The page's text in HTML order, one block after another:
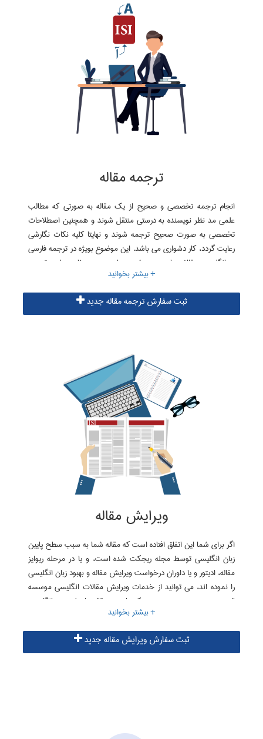
ترجمه مقاله
انجام ترجمه تخصصی و صحیح از یک مقاله به صورتی که مطالب
علمی مد نظر نویسنده به درستی منتقل شوند و همچنین اصطلاحات
تخصصی به صورت صحیح ترجمه شوند و نهایتا کلیه نکات نگارشی
رعایت گردد، کار دشواری می باشد. این موضوع بویژه در ترجمه فارسی
به انگلیسی مقالات، اهمیت بیشتری دارد. بدین منظور سایت ترجمه
البرز جهت ترجمه فارسی به انگلیسی از مترجمان مجرب که تجربه لازم
در زمینه نگارش، ترجمه و ویرایش مقالات علمی را دارا می باشند، بهره
می جوید تا حاصل کار ترجمه ای تخصصی، علمی و مفهومی باشد.
اطلاعات بیشتر در زمینه ترجمه مقاله
ثبت سفارش ترجمه مقاله جدید
ویرایش مقاله
اگر برای شما این اتفاق افتاده است که مقاله شما به سبب سطح پایین
زبان انگلیسی توسط مجله ریجکت شده است، و یا در مرحله ریوایز
مقاله، ادیتور و یا داوران درخواست ویرایش مقاله و بهبود زبان انگلیسی
را نموده اند، می توانید از خدمات ویرایش مقالات انگلیسی موسسه
البرز بهره جویید. همچنین ممکن است مقاله را خود به انگلیسی
نگارش کرده باشید و تمایل داشته باشید مقاله توسط یک مترجم هم
رشته شما مورد بازبینی و ویرایش قرار گرفته و سپس مقاله را برای
مجله ارسال نمایید. در این صورت نیز خدمات ویرایش مقالات
انگلیسی ما مناسب شما خواهد بود.
ثبت سفارش ویرایش مقاله جدید